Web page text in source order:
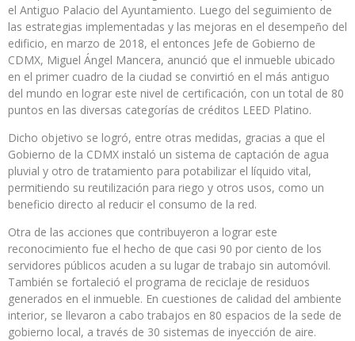
el Antiguo Palacio del Ayuntamiento. Luego del seguimiento de
las estrategias implementadas y las mejoras en el desempeño del
edificio, en marzo de 2018, el entonces Jefe de Gobierno de
CDMX, Miguel Ángel Mancera, anunció que el inmueble ubicado
en el primer cuadro de la ciudad se convirtió en el más antiguo
del mundo en lograr este nivel de certificación, con un total de 80
puntos en las diversas categorías de créditos LEED Platino.
Dicho objetivo se logró, entre otras medidas, gracias a que el
Gobierno de la CDMX instaló un sistema de captación de agua
pluvial y otro de tratamiento para potabilizar el líquido vital,
permitiendo su reutilización para riego y otros usos, como un
beneficio directo al reducir el consumo de la red.
Otra de las acciones que contribuyeron a lograr este
reconocimiento fue el hecho de que casi 90 por ciento de los
servidores públicos acuden a su lugar de trabajo sin automóvil.
También se fortaleció el programa de reciclaje de residuos
generados en el inmueble. En cuestiones de calidad del ambiente
interior, se llevaron a cabo trabajos en 80 espacios de la sede de
gobierno local, a través de 30 sistemas de inyección de aire.